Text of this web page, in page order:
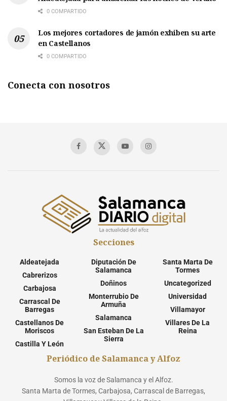
0 COMPARTIDO
Los mejores cortadores de jamón exhiben su arte
en Castellanos
0 COMPARTIDO
Conecta con nosotros
Secciones
Aldeatejada
Cabrerizos
Carbajosa
Carrascal De
Barregas
Castellanos De
Moriscos
Castilla Y León
Diputación De
Salamanca
Doñinos
Monterrubio De
Armuña
Salamanca
San Esteban De La
Sierra
Santa Marta De
Tormes
Uncategorized
Universidad
Villamayor
Villares De La
Reina
Periódico de Salamanca y Alfoz
Somos la voz de Salamanca y el Alfoz.
Santa Marta de Tormes, Carbajosa, Carrascal de Barregas,